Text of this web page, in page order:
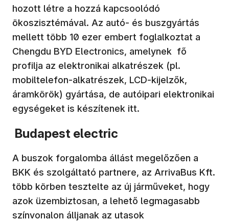
hozott létre a hozzá kapcsoolódó
ökoszisztémával. Az autó- és buszgyártás
mellett több 10 ezer embert foglalkoztat a
Chengdu BYD Electronics, amelynek fő
profilja az elektronikai alkatrészek (pl.
mobiltelefon-alkatrészek, LCD-kijelzők,
áramkörök) gyártása, de autóipari elektronikai
egységeket is készítenek itt.
Budapest electric
A buszok forgalomba állást megelőzően a
BKK és szolgáltató partnere, az ArrivaBus Kft.
több körben tesztelte az új járműveket, hogy
azok üzembiztosan, a lehető legmagasabb
színvonalon álljanak az utasok